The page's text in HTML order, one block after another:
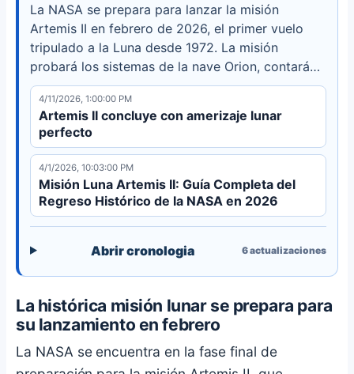
La NASA se prepara para lanzar la misión
Artemis II en febrero de 2026, el primer vuelo
tripulado a la Luna desde 1972. La misión
probará los sistemas de la nave Orion, contará
con cooperación internacional de la ESA y
allanará el camino para futuros aterrizajes
lunares.
4/11/2026, 1:00:00 PM
Artemis II concluye con amerizaje lunar
perfecto
4/1/2026, 10:03:00 PM
Misión Luna Artemis II: Guía Completa del
Regreso Histórico de la NASA en 2026
Abrir cronologia 6actualizaciones
La histórica misión lunar se prepara para
su lanzamiento en febrero
La NASA se encuentra en la fase final de